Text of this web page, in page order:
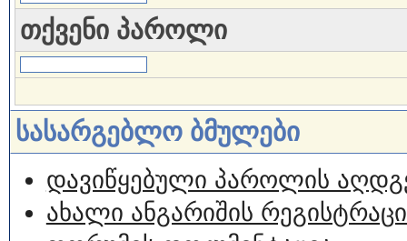
თქვენი პაროლი
სასარგებლო ბმულები
დავიწყებული პაროლის
ახალი ანგარიშის